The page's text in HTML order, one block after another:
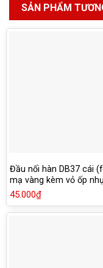
SẢN PHẨM
Đầu nối hàn DB37 cái
mạ vàng kèm vỏ ốp
ốc vít
45.000₫